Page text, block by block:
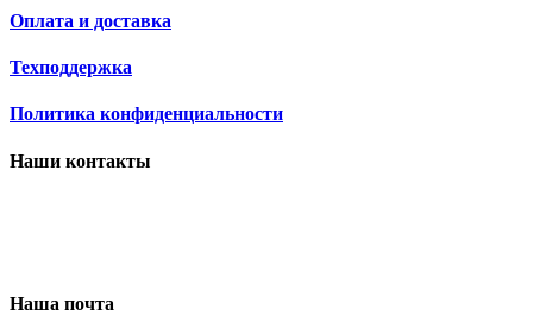
Оплата и доставка
Техподдержка
Политика конфиденциальности
Наши контакты
Наша почта